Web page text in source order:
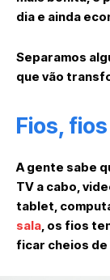
dia e ainda
Separamos
que vão
Fios,
A gente sabe
TV a cabo,
tablet,
sala , os fios
ficar cheios de